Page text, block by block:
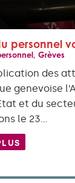
personnel
, Grèves
des
genevoise
et du
le 23…